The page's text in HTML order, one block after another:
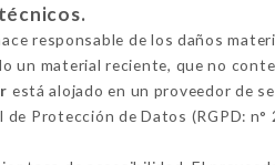
responsable de los daños
un material reciente, que no
está alojado en un proveedor de
Protección de Datos (RGPD: n°